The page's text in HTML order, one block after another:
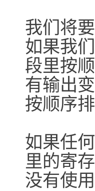
我们将
如果我
段里按
有输出
按顺序排
如果任
里的寄
没有使